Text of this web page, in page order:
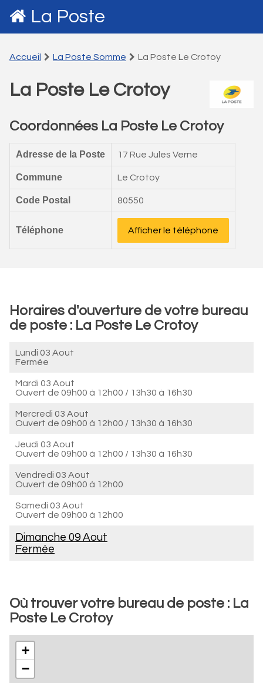
La Poste
Accueil La Poste Somme La Poste Le Crotoy
La Poste Le Crotoy
Coordonnées La Poste Le Crotoy
Adresse de la Poste 17 Rue Jules Verne
Commune Le Crotoy
Code Postal 80550
Téléphone Afficher le téléphone
Horaires d'ouverture de votre bureau
de poste : La Poste Le Crotoy
Lundi 03 Aout
Fermée
Mardi 03 Aout
Ouvert de 09h00 à 12h00 / 13h30 à 16h30
Mercredi 03 Aout
Ouvert de 09h00 à 12h00 / 13h30 à 16h30
Jeudi 03 Aout
Ouvert de 09h00 à 12h00 / 13h30 à 16h30
Vendredi 03 Aout
Ouvert de 09h00 à 12h00
Samedi 03 Aout
Ouvert de 09h00 à 12h00
Dimanche 09 Aout
Fermée
Où trouver votre bureau de poste : La
Poste Le Crotoy
+
−